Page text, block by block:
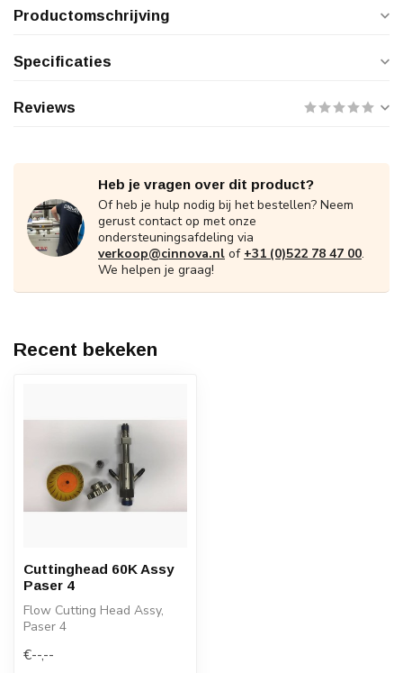
Productomschrijving
Specificaties
Reviews
Heb je vragen over dit product?
Of heb je hulp nodig bij het bestellen? Neem
gerust contact op met onze
ondersteuningsafdeling via
verkoop@cinnova.nl of +31 (0)522 78 47 00.
We helpen je graag!
Recent bekeken
Cuttinghead 60K Assy
Paser 4
Flow Cutting Head Assy,
Paser 4
€--,--